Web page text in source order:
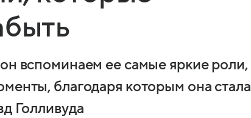
вспоминаем ее самые яркие роли,
благодаря которым она стала
Голливуда